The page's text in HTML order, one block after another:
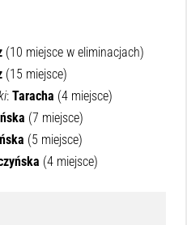
(10 miejsce w eliminacjach)
(15 miejsce)
: Taracha (4 miejsce)
(7 miejsce)
(5 miejsce)
(4 miejsce)